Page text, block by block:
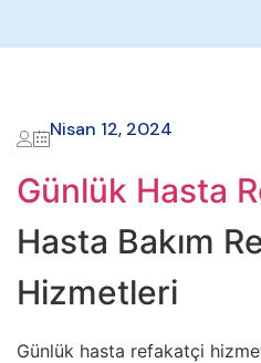
Nisan 12, 2024
Günlük Hasta
Hasta Bakım
Hizmetleri
Günlük hasta refakatçi